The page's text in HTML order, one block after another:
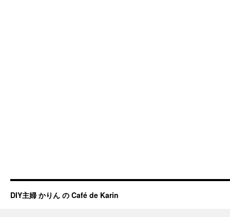
DIY主婦 かりん の Café de Karin